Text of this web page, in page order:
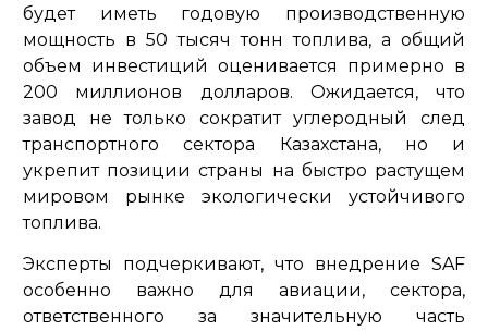
будет иметь годовую производственную
мощность в 50 тысяч тонн топлива, а общий
объем инвестиций оценивается примерно в
200 миллионов долларов. Ожидается, что
завод не только сократит углеродный след
транспортного сектора Казахстана, но и
укрепит позиции страны на быстро растущем
мировом рынке экологически устойчивого
топлива.
Эксперты подчеркивают, что внедрение SAF
особенно важно для авиации, сектора,
ответственного за значительную часть